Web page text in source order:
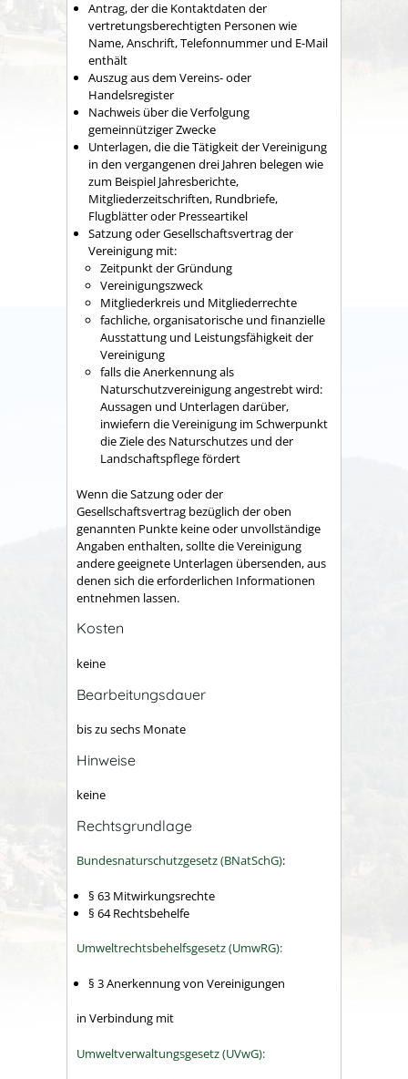
Antrag, der die Kontaktdaten der
vertretungsberechtigten Personen wie
Name, Anschrift, Telefonnummer und E-Mail
enthält
Auszug aus dem Vereins- oder
Handelsregister
Nachweis über die Verfolgung
gemeinnütziger Zwecke
Unterlagen, die die Tätigkeit der Vereinigung
in den vergangenen drei Jahren belegen wie
zum Beispiel Jahresberichte,
Mitgliederzeitschriften, Rundbriefe,
Flugblätter oder Presseartikel
Satzung oder Gesellschaftsvertrag der
Vereinigung mit:
Zeitpunkt der Gründung
Vereinigungszweck
Mitgliederkreis und Mitgliederrechte
fachliche, organisatorische und finanzielle
Ausstattung und Leistungsfähigkeit der
Vereinigung
falls die Anerkennung als
Naturschutzvereinigung angestrebt wird:
Aussagen und Unterlagen darüber,
inwiefern die Vereinigung im Schwerpunkt
die Ziele des Naturschutzes und der
Landschaftspflege fördert
Wenn die Satzung oder der
Gesellschaftsvertrag bezüglich der oben
genannten Punkte keine oder unvollständige
Angaben enthalten, sollte die Vereinigung
andere geeignete Unterlagen übersenden, aus
denen sich die erforderlichen Informationen
entnehmen lassen.
Kosten
keine
Bearbeitungsdauer
bis zu sechs Monate
Hinweise
keine
Rechtsgrundlage
Bundesnaturschutzgesetz (BNatSchG):
§ 63 Mitwirkungsrechte
§ 64 Rechtsbehelfe
Umweltrechtsbehelfsgesetz (UmwRG):
§ 3 Anerkennung von Vereinigungen
in Verbindung mit
Umweltverwaltungsgesetz (UVwG):